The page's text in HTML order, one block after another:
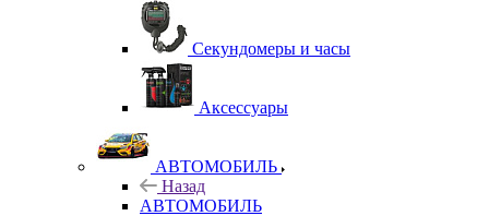
Секундомеры и часы
Аксессуары
АВТОМОБИЛЬ
Назад
АВТОМОБИЛЬ